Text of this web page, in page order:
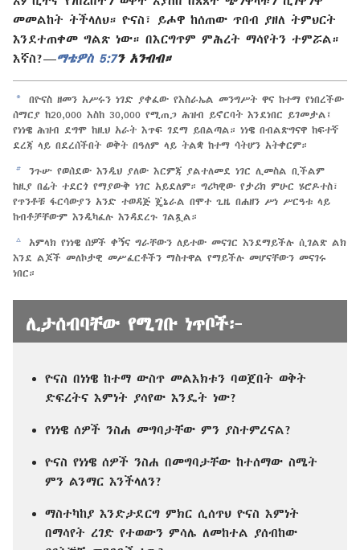
መመልከት ትችላለህ። ዮናስ፣ ይሖዋ ከሰጠው ጥበብ ያዘለ ትምህርት
እንደተጠቀመ ግልጽ ነው። በእርግጥም ምሕረት ማሳየትን ተምሯል።
እኛስ?—ማቴዎስ 5:7ን አንብብ።
a
በዮናስ ዘመን አሥሩን ነገድ ያቀፈው የእስራኤል መንግሥት ዋና ከተማ የነበረችው
ሰማርያ ከ20,000 እስከ 30,000 የሚጠጋ ሕዝብ ይኖርባት እንደነበር ይገመታል፤
የነነዌ ሕዝብ ደግሞ ከዚህ አራት እጥፍ ገደማ ይበልጣል። ነነዌ በብልጽግናዋ ከፍተኛ
ደረጃ ላይ በደረሰችበት ወቅት በዓለም ላይ ትልቋ ከተማ ሳትሆን አትቀርም።
b
ንጉሡ የወሰደው እንዲህ ያለው እርምጃ ያልተለመደ ነገር ሊመስል ቢችልም
ከዚያ በፊት ተደርጎ የማያውቅ ነገር አይደለም። ግሪካዊው የታሪክ ምሁር ሄሮዶተስ፣
የጥንቶቹ ፋርሳውያን አንድ ተወዳጅ ጄኔራል በሞተ ጊዜ በሐዘን ሥነ ሥርዓቱ ላይ
ከብቶቻቸውም እንዲካፈሉ እንዳደረጉ ገልጿል።
c
አምላክ የነነዌ ሰዎች ቀኝና ግራቸውን ለይተው መናገር እንደማይችሉ ሲገልጽ ልክ
እንደ ልጆች መለኮታዊ መሥፈርቶችን ማስተዋል የማይችሉ መሆናቸውን መናገሩ
ነበር።
ሊታሰብባቸው የሚገቡ ነጥቦች፦
ዮናስ በነነዌ ከተማ ውስጥ መልእክቱን ባወጀበት ወቅት
ድፍረትና እምነት ያሳየው እንዴት ነው?
የነነዌ ሰዎች ንስሐ መግባታቸው ምን ያስተምረናል?
ዮናስ የነነዌ ሰዎች ንስሐ በመግባታቸው ከተሰማው ስሜት
ምን ልንማር እንችላለን?
ማስተካከያ እንድታደርግ ምክር ሲሰጥህ ዮናስ እምነት
በማሳየት ረገድ የተወውን ምሳሌ ለመከተል ያሰብከው